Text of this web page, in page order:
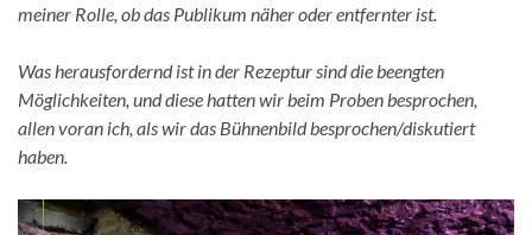
meiner Rolle, ob das Publikum näher oder entfernter ist.
Was herausfordernd ist in der Rezeptur sind die beengten
Möglichkeiten, und diese hatten wir beim Proben besprochen,
allen voran ich, als wir das Bühnenbild besprochen/diskutiert
haben.